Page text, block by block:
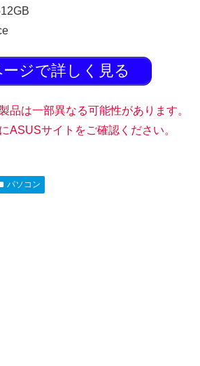
ジで詳しく見る
品は一部異なる可能性があります。
ASUSサイトをご確認ください。
パソコン